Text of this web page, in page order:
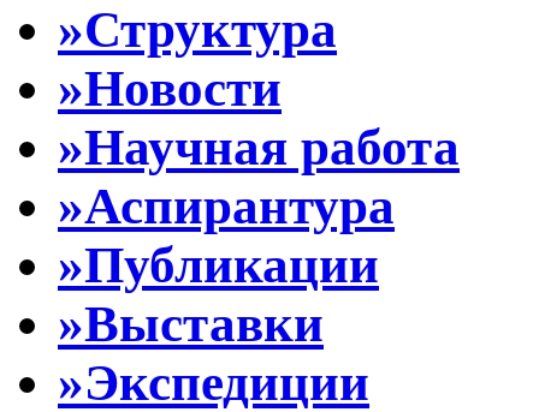
»Структура
»Новости
»Научная работа
»Аспирантура
»Публикации
»Выставки
»Экспедиции